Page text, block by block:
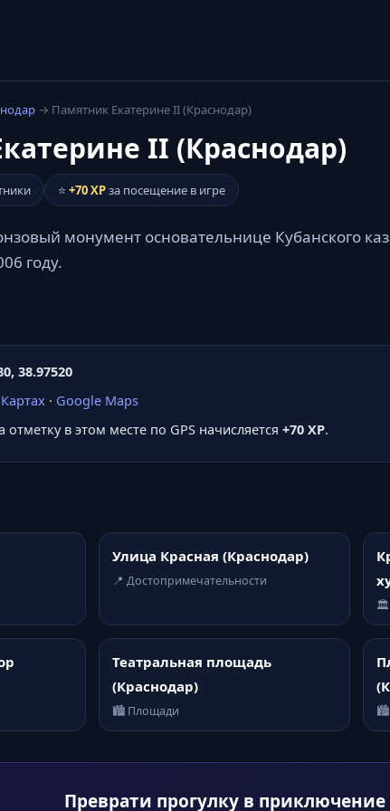
→ Памятник Екатерине II (Краснодар)
II (Краснодар)
⭐ +70 XPза посещение в игре
монумент основательнице Кубанского
году.
38.97520
· Google Maps
в этом месте по GPS начисляется +70 XP.
Улица Красная (Краснодар)
📍 Достопримечательности
🏛️
Театральная площадь
(Краснодар)
🏙️ Площади 🏙️
Преврати прогулку в приключение